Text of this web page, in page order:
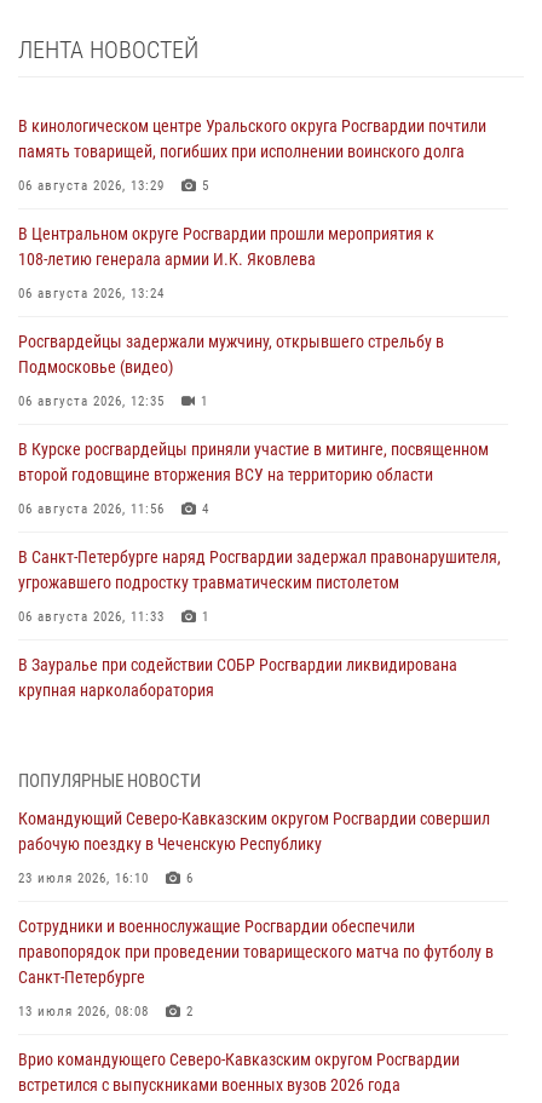
ЛЕНТА НОВОСТЕЙ
В кинологическом центре Уральского округа Росгвардии почтили
память товарищей, погибших при исполнении воинского долга
06 августа 2026, 13:29 5
В Центральном округе Росгвардии прошли мероприятия к
108‑летию генерала армии И.К. Яковлева
06 августа 2026, 13:24
Росгвардейцы задержали мужчину, открывшего стрельбу в
Подмосковье (видео)
06 августа 2026, 12:35 1
В Курске росгвардейцы приняли участие в митинге, посвященном
второй годовщине вторжения ВСУ на территорию области
06 августа 2026, 11:56 4
В Санкт-Петербурге наряд Росгвардии задержал правонарушителя,
угрожавшего подростку травматическим пистолетом
06 августа 2026, 11:33 1
В Зауралье при содействии СОБР Росгвардии ликвидирована
крупная нарколаборатория
В Москве росгвардейцы задержали троих мужчин, устроивших
06 августа 2026, 11:20
Взрывотехники Росгвардии на Ставрополье обезвредили снаряд
06 августа 2026, 11:15
Подвиги героев‑росгвардейцев увековечили в новой музейной
экспозиции белгородского музея‑диорамы «Курская битва.
06 августа 2026, 10:30 3
ПОПУЛЯРНЫЕ НОВОСТИ
Командующий Северо-Кавказским округом Росгвардии совершил
рабочую поездку в Чеченскую Республику
23 июля 2026, 16:10 6
Сотрудники и военнослужащие Росгвардии обеспечили
правопорядок при проведении товарищеского матча по футболу в
Санкт-Петербурге
13 июля 2026, 08:08 2
Врио командующего Северо-Кавказским округом Росгвардии
встретился с выпускниками военных вузов 2026 года